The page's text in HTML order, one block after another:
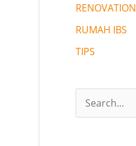
RENOVATION
RUMAH IBS
TIPS